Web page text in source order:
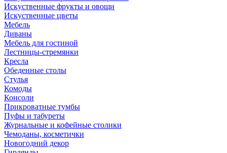
Искуственные фрукты и овощи
Искуственные цветы
Мебель
Диваны
Мебель для гостиной
Лестницы-стремянки
Кресла
Обеденные столы
Стулья
Комоды
Консоли
Прикроватные тумбы
Пуфы и табуреты
Журнальные и кофейные столики
Чемоданы, косметички
Новогодний декор